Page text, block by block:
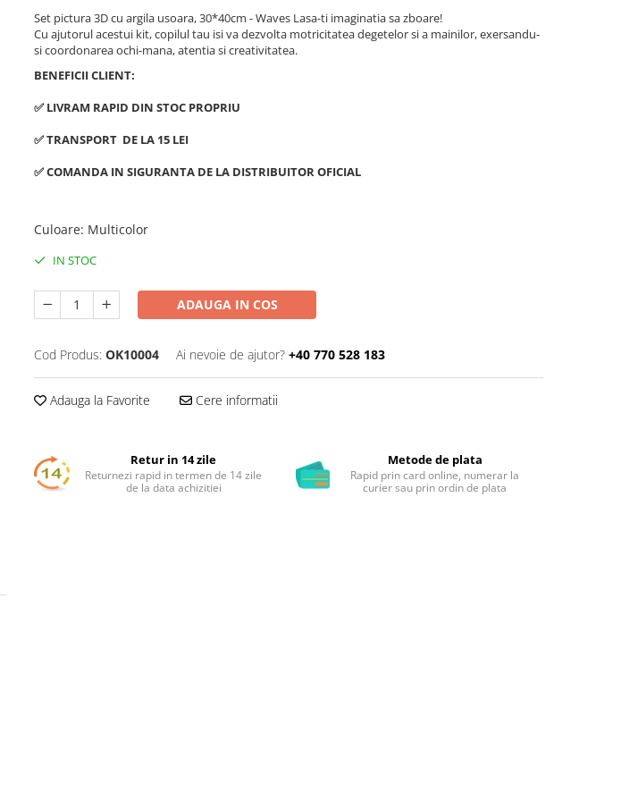
Set pictura 3D cu argila usoara, 30*40cm - Waves Lasa-ti imaginatia sa zboare!
Cu ajutorul acestui kit, copilul tau isi va dezvolta motricitatea degetelor si a mainilor, exersandu-
si coordonarea ochi-mana, atentia si creativitatea.
BENEFICII CLIENT:
✅ LIVRAM RAPID DIN STOC PROPRIU
✅ TRANSPORT DE LA 15 LEI
✅ COMANDA IN SIGURANTA DE LA DISTRIBUITOR OFICIAL
Culoare: Multicolor
IN STOC
ADAUGA IN COS
Cod Produs: OK10004 Ai nevoie de ajutor? +40 770 528 183
Adauga la Favorite Cere informatii
Retur in 14 zile
Returnezi rapid in termen de 14 zile
de la data achizitiei
Metode de plata
Rapid prin card online, numerar la
curier sau prin ordin de plata